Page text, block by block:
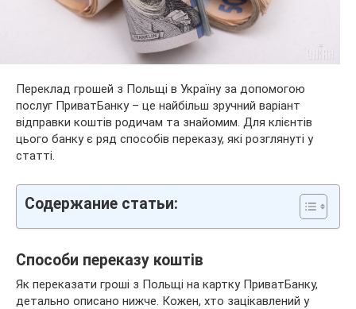
Переклад грошей з Польщі в Україну за допомогою
послуг ПриватБанку – це найбільш зручний варіант
відправки коштів родичам та знайомим. Для клієнтів
цього банку є ряд способів переказу, які розглянуті у
статті.
Содержание статьи:
Способи переказу коштів
Як переказати гроші з Польщі на картку ПриватБанку,
детально описано нижче. Кожен, хто зацікавлений у